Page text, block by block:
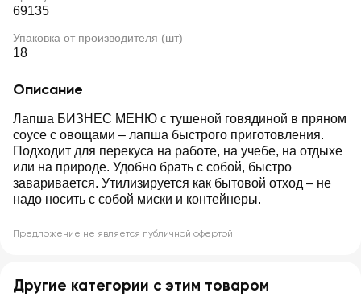
69135
Упаковка от производителя (шт)
18
Описание
Лапша БИЗНЕС МЕНЮ с тушеной говядиной в пряном
соусе с овощами – лапша быстрого приготовления.
Подходит для перекуса на работе, на учебе, на отдыхе
или на природе. Удобно брать с собой, быстро
заваривается. Утилизируется как бытовой отход – не
надо носить с собой миски и контейнеры.
Предложение не является публичной офертой
Другие категории с этим товаром